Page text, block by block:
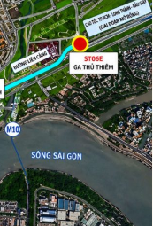
Mong Chờ Nhất